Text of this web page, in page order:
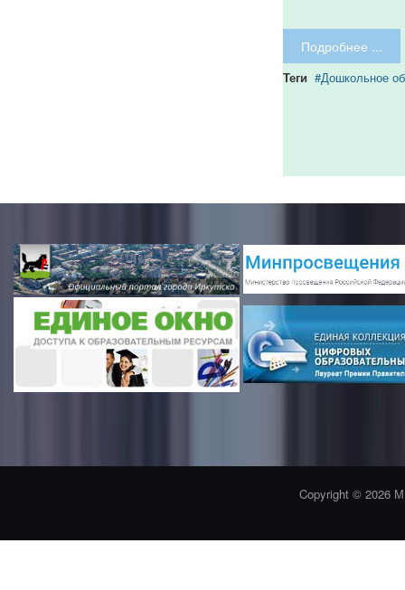
Подробнее ...
Теги Дошкольное
Copyright © 2026